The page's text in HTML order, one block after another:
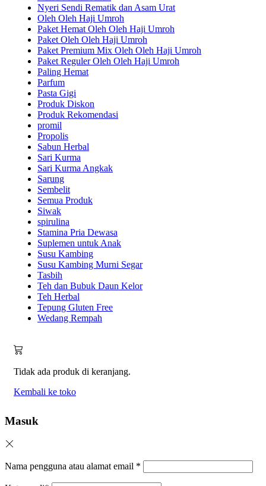
Nyeri Sendi Rematik dan Asam Urat
Oleh Oleh Haji Umroh
Paket Hemat Oleh Oleh Haji Umroh
Paket Oleh Oleh Haji Umroh
Paket Premium Mix Oleh Oleh Haji Umroh
Paket Reguler Oleh Oleh Haji Umroh
Paling Hemat
Parfum
Pasta Gigi
Produk Diskon
Produk Rekomendasi
promil
Propolis
Sabun Herbal
Sari Kurma
Sari Kurma Angkak
Sarung
Sembelit
Semua Produk
Siwak
spirulina
Stamina Pria Dewasa
Suplemen untuk Anak
Susu Kambing
Susu Kambing Murni Segar
Tasbih
Teh dan Bubuk Daun Kelor
Teh Herbal
Tepung Gluten Free
Wedang Rempah
Tidak ada produk di keranjang.
Kembali ke toko
Masuk
Nama pengguna atau alamat email *